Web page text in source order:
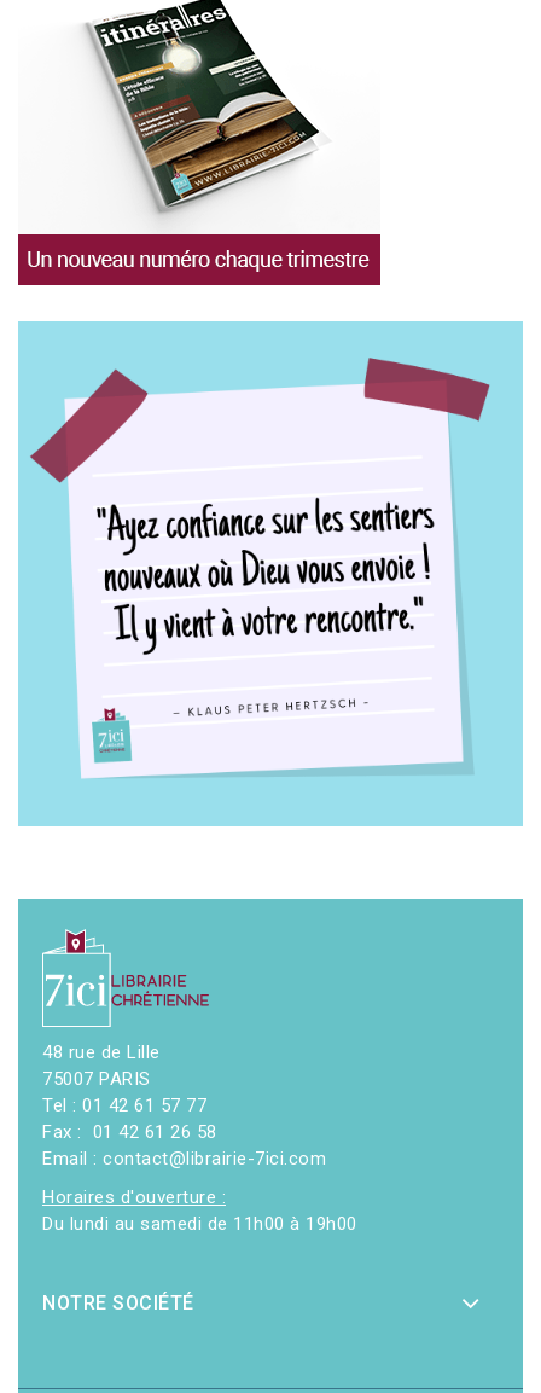
48 rue de Lille
75007 PARIS
Tel : 01 42 61 57 77
Fax : 01 42 61 26 58
Email : contact@librairie-7ici.com
Horaires d'ouverture :
Du lundi au samedi de 11h00 à 19h00
NOTRE SOCIÉTÉ